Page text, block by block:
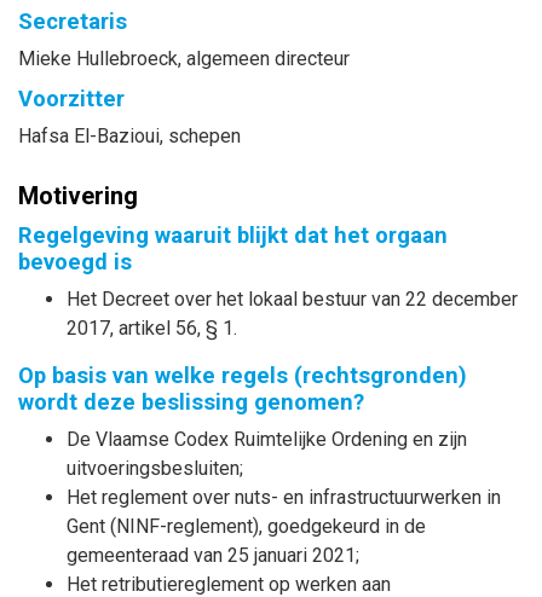
Secretaris
Mieke Hullebroeck, algemeen directeur
Voorzitter
Hafsa El-Bazioui, schepen
Motivering
Regelgeving waaruit blijkt dat het orgaan
bevoegd is
Het Decreet over het lokaal bestuur van 22 december
2017, artikel 56, § 1.
Op basis van welke regels (rechtsgronden)
wordt deze beslissing genomen?
De Vlaamse Codex Ruimtelijke Ordening en zijn
uitvoeringsbesluiten;
Het reglement over nuts- en infrastructuurwerken in
Gent (NINF-reglement), goedgekeurd in de
gemeenteraad van 25 januari 2021;
Het retributiereglement op werken aan